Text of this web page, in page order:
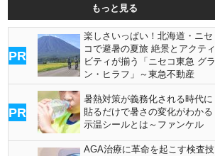
もっと見る
PR
楽しさいっぱい！北海道・ニセ
コで避暑の夏旅 絶景とアクティ
ビティが揃う「ニセコ東急 グラ
ン・ヒラフ」～東急不動産
PR
暑熱対策が義務化される時代に
貼るだけで暑さの変化がわかる
示温シールとは～ファンケル
AGA治療に革命を起こす検査技